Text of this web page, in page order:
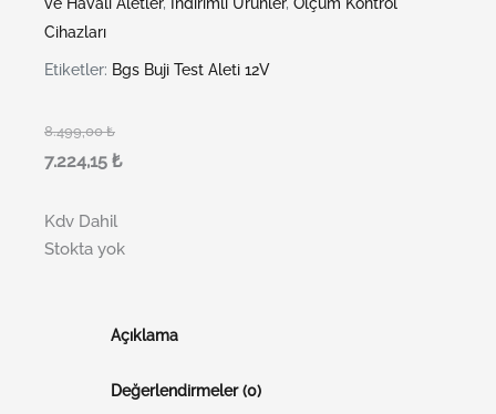
ve Havalı Aletler, İndirimli Ürünler, Ölçüm Kontrol
Cihazları
Etiketler: Bgs Buji Test Aleti 12V
8.499,00₺
7.224,15 ₺
Kdv Dahil
Stokta yok
Açıklama
Değerlendirmeler (0)